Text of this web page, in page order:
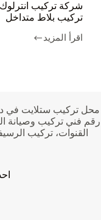
تركيب بلاط متداخل
اقرأ المزيد
شركة
تركيب
بلاط
متداخل
محل تركيب ستلايت في
رقم فني تركيب وصيانة
القنوات، تركيب